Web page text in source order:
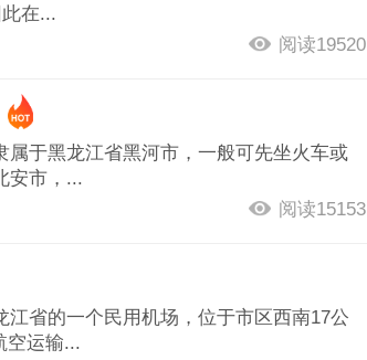
在...
阅读19520
于黑龙江省黑河市，一般可先坐火车或
安市，...
阅读15153
省的一个民用机场，位于市区西南17公
空运输...